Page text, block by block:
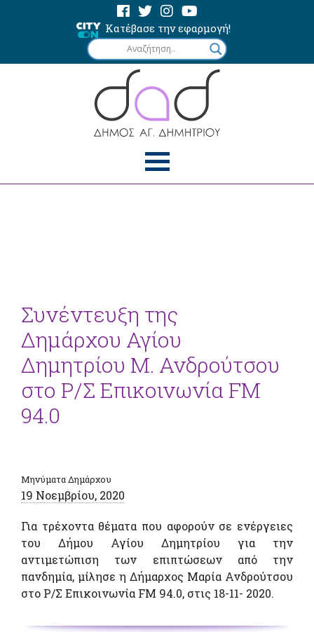
Κατέβασε την εφαρμογή!
Συνέντευξη της
Δημάρχου Αγίου
Δημητρίου Μ. Ανδρούτσου
στο Ρ/Σ Επικοινωνία FM
94.0
Μηνύματα Δημάρχου
19 Νοεμβρίου, 2020
Για τρέχοντα θέματα που αφορούν σε ενέργειες
του Δήμου Αγίου Δημητρίου για την
αντιμετώπιση των επιπτώσεων από την
πανδημία, μίλησε η Δήμαρχος Μαρία Ανδρούτσου
στο Ρ/Σ Επικοινωνία FM 94.0, στις 18-11- 2020.